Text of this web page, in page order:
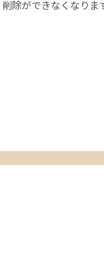
除ができなくなりま